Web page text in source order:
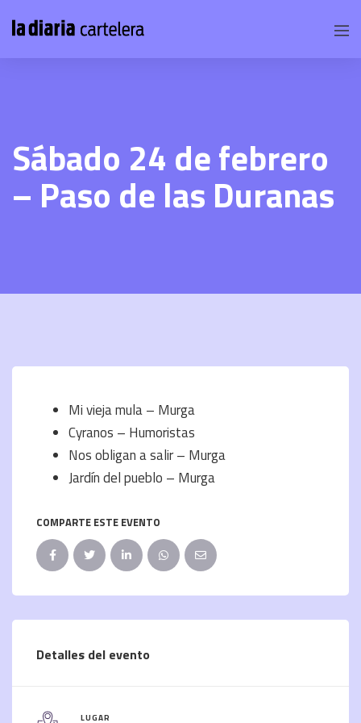
Sábado 24 de febrero
– Paso de las Duranas
Mi vieja mula – Murga
Cyranos – Humoristas
Nos obligan a salir – Murga
Jardín del pueblo – Murga
COMPARTE ESTE EVENTO
Detalles del evento
LUGAR